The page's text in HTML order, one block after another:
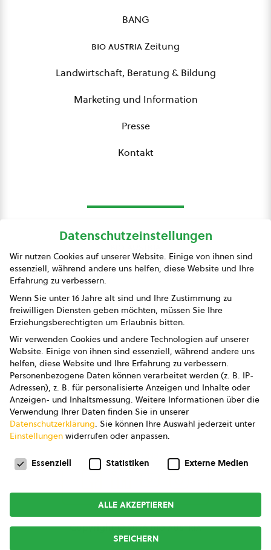
BANG
bio austriaZeitung
Landwirtschaft, Beratung & Bildung
Marketing und Information
Presse
Kontakt
Presse
Impressum
Datenschutz
AGB
AGB Marketing GmbH
AGB Bildung
Newsletter
Copyright © 2026bio austria
Datenschutzeinstellungen
Wir nutzen Cookies auf unserer Website. Einige von ihnen sind
essenziell, während andere uns helfen, diese Website und Ihre
Erfahrung zu verbessern.
Wenn Sie unter 16 Jahre alt sind und Ihre Zustimmung zu
freiwilligen Diensten geben möchten, müssen Sie Ihre
Erziehungsberechtigten um Erlaubnis bitten.
Wir verwenden Cookies und andere Technologien auf unserer
Website. Einige von ihnen sind essenziell, während andere uns
helfen, diese Website und Ihre Erfahrung zu verbessern.
Personenbezogene Daten können verarbeitet werden (z. B. IP-
Adressen), z. B. für personalisierte Anzeigen und Inhalte oder
Anzeigen- und Inhaltsmessung. Weitere Informationen über die
Verwendung Ihrer Daten finden Sie in unserer
Datenschutzerklärung. Sie können Ihre Auswahl jederzeit unter
Einstellungen widerrufen oder anpassen.
Datenschutzeinstellungen
Essenziell Statistiken Externe Medien
ALLE AKZEPTIEREN
SPEICHERN